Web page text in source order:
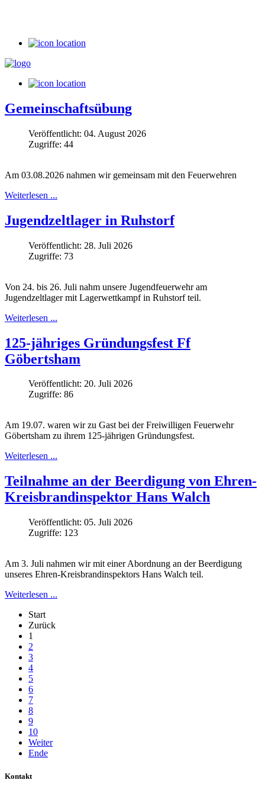
Gemeinschaftsübung
Veröffentlicht: 04. August 2026
Zugriffe: 44
Am 03.08.2026 nahmen wir gemeinsam mit den Feuerwehren
Weiterlesen ...
Jugendzeltlager in Ruhstorf
Veröffentlicht: 28. Juli 2026
Zugriffe: 73
Von 24. bis 26. Juli nahm unsere Jugendfeuerwehr am
Jugendzeltlager mit Lagerwettkampf in Ruhstorf teil.
Weiterlesen ...
125-jähriges Gründungsfest Ff
Göbertsham
Veröffentlicht: 20. Juli 2026
Zugriffe: 86
Am 19.07. waren wir zu Gast bei der Freiwilligen Feuerwehr
Göbertsham zu ihrem 125-jährigen Gründungsfest.
Weiterlesen ...
Teilnahme an der Beerdigung von Ehren-
Kreisbrandinspektor Hans Walch
Veröffentlicht: 05. Juli 2026
Zugriffe: 123
Am 3. Juli nahmen wir mit einer Abordnung an der Beerdigung
unseres Ehren-Kreisbrandinspektors Hans Walch teil.
Weiterlesen ...
Start
Zurück
1
2
3
4
5
6
7
8
9
10
Weiter
Ende
Kontakt